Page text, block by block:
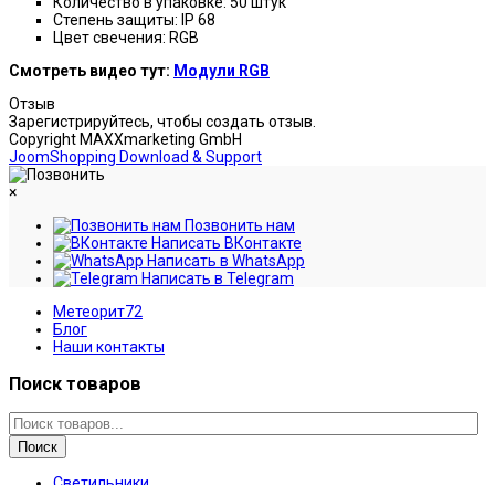
Степень защиты: IP 68
Цвет свечения: RGB
Смотреть видео тут: Модули RGB
Отзыв
Зарегистрируйтесь, чтобы создать отзыв.
Copyright MAXXmarketing GmbH
JoomShopping Download & Support
×
Позвонить нам
Написать ВКонтакте
Написать в WhatsApp
Написать в Telegram
Метеорит72
Блог
Наши контакты
Поиск товаров
Поиск